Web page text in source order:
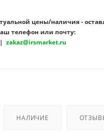
цены/наличия -
телефон или почту:
zakaz@irsmarket.ru
НАЛИЧИЕ